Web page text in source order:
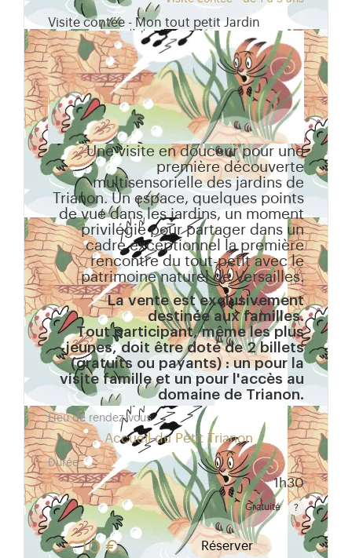
Visite contée - Mon tout petit Jardin
Une visite en douceur pour une
première découverte
multisensorielle des jardins de
Trianon. Un espace, quelques points
de vue dans les jardins, un moment
privilégié pour partager dans un
cadre exceptionnel la première
rencontre du tout-petit avec le
patrimoine naturel de Versailles.
La vente est exclusivement
destinée aux familles.
Tout participant, même les plus
jeunes, doit être doté de 2 billets
(gratuits ou payants) : un pour la
visite famille et un pour l'accès au
domaine de Trianon.
Lieu de rendez-vous
Accueil du Petit Trianon
Durée
1h30
Gratuité
Gratuit pour les enfants de moins de 10 ans. Tarif
10 € Réserver